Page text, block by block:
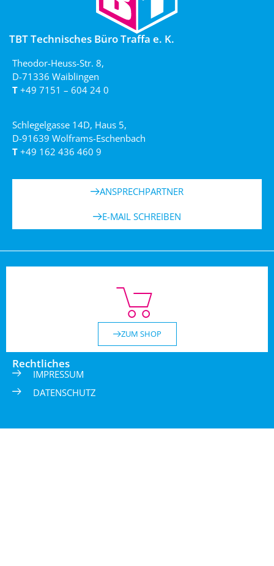
TBT Technisches Büro Traffa e. K.
Theodor-Heuss-Str. 8,
D-71336 Waiblingen
T +49 7151 – 604 24 0
Schlegelgasse 14D, Haus 5,
D-91639 Wolframs-Eschenbach
T +49 162 436 460 9
ANSPRECHPARTNER
E-MAIL SCHREIBEN
ZUM SHOP
Rechtliches
IMPRESSUM
DATENSCHUTZ